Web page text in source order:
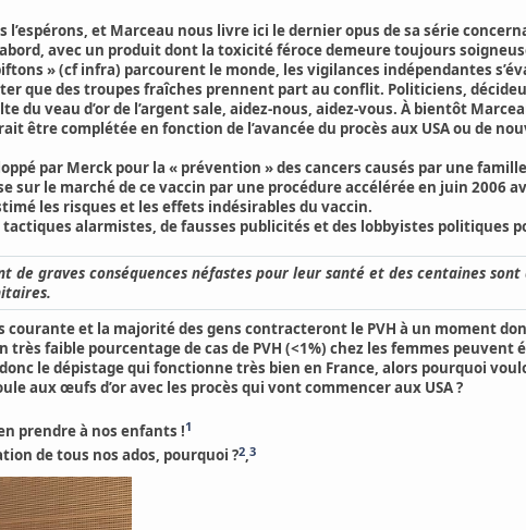
et Marceau nous livre ici le dernier opus de sa série
avec un produit dont la toxicité féroce demeure toujours
» (cf infra) parcourent le monde, les vigilances indépendantes
que des troupes fraîches prennent part au conflit. Politiciens,
veau d’or de l’argent sale, aidez-nous, aidez-vous. À bientôt
être complétée en fonction de l’avancée du procès aux USA ou de
par Merck pour la « prévention » des cancers causés par une
sur le marché de ce vaccin par une procédure accélérée en juin 2006
les risques et les effets indésirables du vaccin.
alarmistes, de fausses publicités et des lobbyistes politiques
graves conséquences néfastes pour leur santé et des centaines sont
et la majorité des gens contracteront le PVH à un moment
faible pourcentage de cas de PVH (<1%) chez les femmes
le dépistage qui fonctionne très bien en France, alors pourquoi
aux œufs d’or avec les procès qui vont commencer aux USA ?
prendre à nos enfants !1
de tous nos ados, pourquoi ?2,3